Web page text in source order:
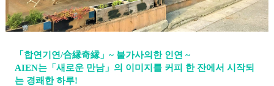
「합연기연/合縁奇縁」~ 불가사의한 인연 ~
AIEN는「새로운 만남」의 이미지를 커피 한 잔에서 시작되
는 경쾌한 하루!